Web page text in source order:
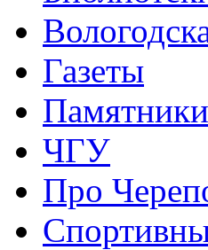
Газеты
Памятники
ЧГУ
Про